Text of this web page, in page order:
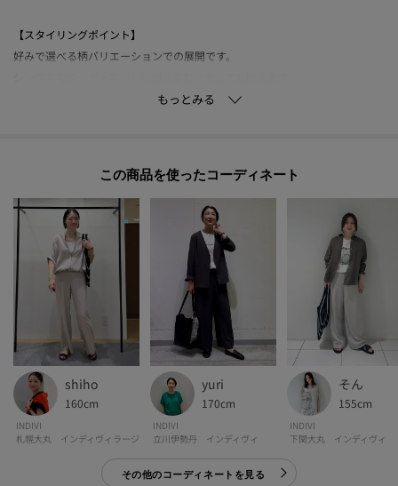
【スタイリングポイント】
好みで選べる柄バリエーションでの展開です。
デイリーからレジャーシーンまで気兼ねなく使用いただけます。
-・-・-・-・-・-・-・-・-・-・-・-・-・-・-・-・-・-・-・-・-・-
■気になるアイテムは『お気に入り登録』がおすすめです！■
[お気に入り登録とは？]
オンラインサイトの各アイテムにある「♡マーク」を
クリックして簡単に追加できます！
[おすすめPOINT]
お得な情報をGETできます！！
再入荷通知や、値下げ情報・在庫状況をメルマガにてお知らせ♪
この商品を使った
shiho
160cm
INDIVI
札幌大丸 インディヴィラージ
yuri
170cm
INDIVI
立川伊勢丹 インディヴィ
そん
155cm
INDIVI
下関大丸 インディヴィ
その他のコーディネートを見る